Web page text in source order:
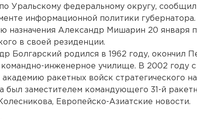
Уральскому федеральному округу,
информационной политики губернатора.
назначения Александр Мишарин 20 января
в своей резиденции.
Болгарский родился в 1962 году, окончил
инженерное училище. В 2002 году с
ракетных войск стратегического
был заместителем командующего 31-й
Европейско-Азиатские новости.